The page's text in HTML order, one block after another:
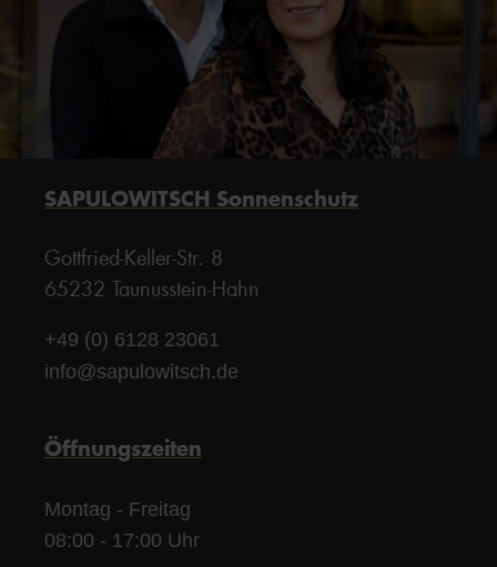
SAPULOWITSCH Sonnenschutz
Gottfried-Keller-Str. 8
65232 Taunusstein-Hahn
+49 (0) 6128 23061
info@sapulowitsch.de
Öffnungszeiten
Montag - Freitag
08:00 - 17:00 Uhr